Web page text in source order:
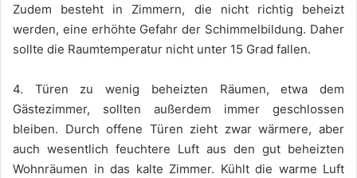
Zudem besteht in Zimmern, die nicht richtig beheizt
werden, eine erhöhte Gefahr der Schimmelbildung. Daher
sollte die Raumtemperatur nicht unter 15 Grad fallen.
4. Türen zu wenig beheizten Räumen, etwa dem
Gästezimmer, sollten außerdem immer geschlossen
bleiben. Durch offene Türen zieht zwar wärmere, aber
auch wesentlich feuchtere Luft aus den gut beheizten
Wohnräumen in das kalte Zimmer. Kühlt die warme Luft